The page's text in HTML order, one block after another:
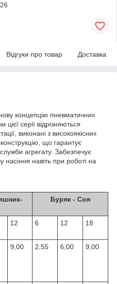
Відгуки про товар Доставка
концепцію пневматичних
цієї серії відрізняються
виконані з високоякісних
що гарантує
агрегату. Забезпечує
насіння навіть при роботі на
Буряк - Соя
12 6 12 18
9,00 2,55 6,00 9,00